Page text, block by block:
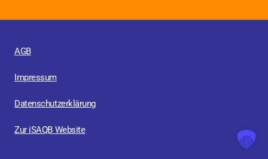
AGB
Impressum
Datenschutzerklärung
Zur iSAQB Website